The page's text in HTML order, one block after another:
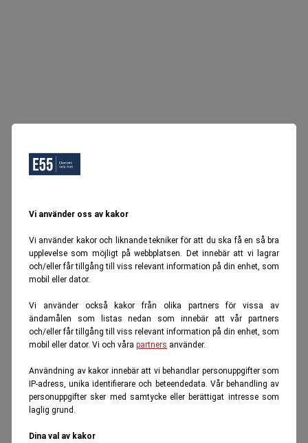
Vi använder oss av kakor
Vi använder kakor och liknande tekniker för att du ska få en så bra
upplevelse som möjligt på webbplatsen. Det innebär att vi lagrar
och/eller får tillgång till viss relevant information på din enhet, som
mobil eller dator.
Vi använder också kakor från olika partners för vissa av
ändamålen som listas nedan som innebär att vår partners
och/eller får tillgång till viss relevant information på din enhet, som
mobil eller dator. Vi och våra partners använder.
Användning av kakor innebär att vi behandlar personuppgifter som
IP-adress, unika identifierare och beteendedata. Vår behandling av
personuppgifter sker med samtycke eller berättigat intresse som
laglig grund.
Dina val av kakor